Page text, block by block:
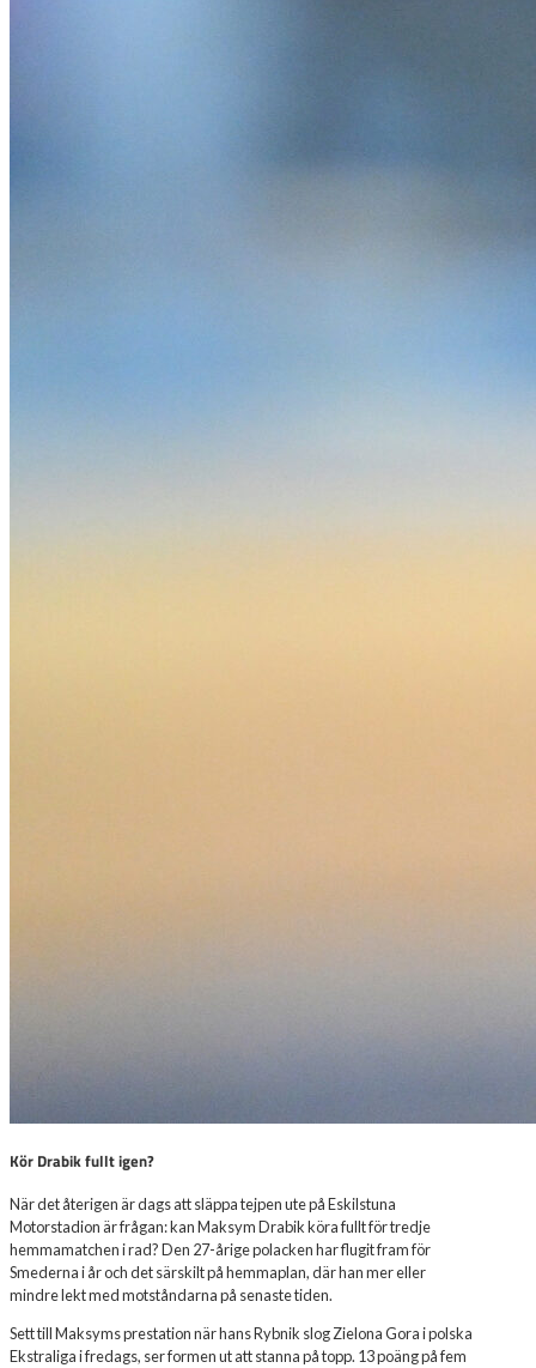
Kör Drabik fullt igen?
När det återigen är dags att släppa tejpen ute på Eskilstuna
Motorstadion är frågan: kan Maksym Drabik köra fullt för tredje
hemmamatchen i rad? Den 27-årige polacken har flugit fram för
Smederna i år och det särskilt på hemmaplan, där han mer eller
mindre lekt med motståndarna på senaste tiden.
Sett till Maksyms prestation när hans Rybnik slog Zielona Gora i polska
Ekstraliga i fredags, ser formen ut att stanna på topp. 13 poäng på fem